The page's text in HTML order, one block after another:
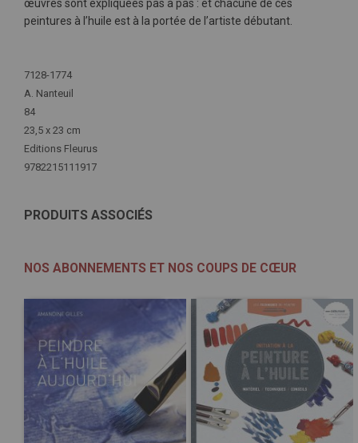
œuvres sont expliquées pas à pas : et chacune de ces
peintures à l’huile est à la portée de l’artiste débutant.
d'infos
7128-1774
A. Nanteuil
84
23,5 x 23 cm
Editions Fleurus
9782215111917
PRODUITS ASSOCIÉS
NOS ABONNEMENTS ET NOS COUPS DE CŒUR